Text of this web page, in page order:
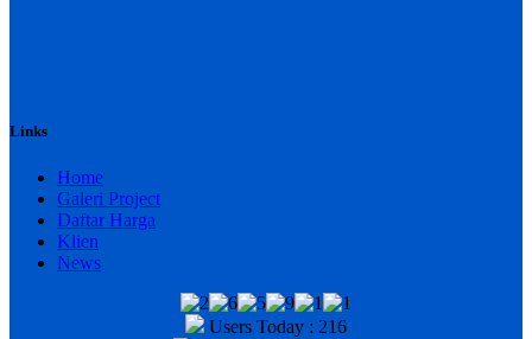
Links
Home
Galeri Project
Daftar Harga
Klien
News
Users Today : 216